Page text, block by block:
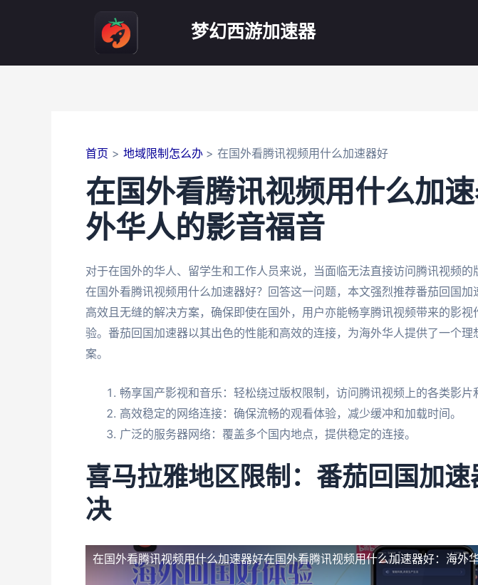
梦幻西游加速器
首页 地域限制怎么办 在国外看腾讯视频用什么加速器好
在国外看腾讯视频用什么加
外华人的影音福音
对于在国外的华人、留学生和工作人员来说，当面临无法直接访问腾讯视频的
在国外看腾讯视频用什么加速器好？回答这一问题，本文强烈推荐番茄回国
高效且无缝的解决方案，确保即使在国外，用户亦能畅享腾讯视频带来的影
验。番茄回国加速器以其出色的性能和高效的连接，为海外华人提供了一个理
案。
畅享国产影视和音乐：轻松绕过版权限制，访问腾讯视频上的各类影片
高效稳定的网络连接：确保流畅的观看体验，减少缓冲和加载时间。
广泛的服务器网络：覆盖多个国内地点，提供稳定的连接。
喜马拉雅地区限制：番茄回国加速
决
在国外看腾讯视频用什么加速器好在国外看腾讯视频用什么加速器好：海外